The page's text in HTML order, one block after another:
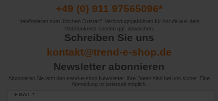
+49 (0) 911 97565096*
*telefonieren zum üblichen Ortstarif. Verbindugsgebühren für Anrufe aus dem
Mobilfunknetz können ggf. abweichen.
Schreiben Sie uns
kontakt@trend-e-shop.de
Newsletter abonnieren
Abonnieren Sie jetzt den trend-e-shop Newsletter. Ihre Daten sind bei uns sicher. Eine
Abmeldung ist jederzeit möglich.
E-MAIL *